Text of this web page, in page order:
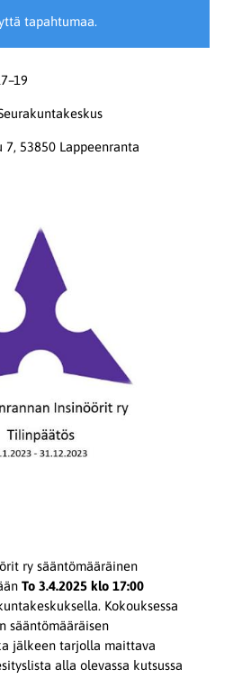
tapahtumaa.
–19
53850 Lappeenranta
ry sääntömääräinen
To 3.4.2025 klo 17:00
Kokouksessa
sääntömääräisen
jälkeen tarjolla maittava
alla olevassa kutsussa